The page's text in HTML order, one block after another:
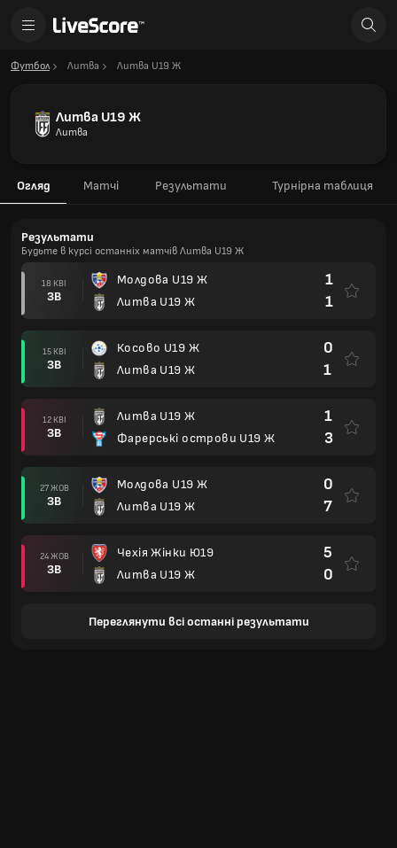
Футбол Литва Литва U19 Ж
Литва U19 Ж
Литва
Огляд Матчі Результати Турнірна таблиця
Результати
Будьте в курсі останніх матчів Литва U19 Ж
18 КВІ
ЗВ
Молдова U19 Ж
Литва U19 Ж
1
1
15 КВІ
ЗВ
Косово U19 Ж
Литва U19 Ж
0
1
12 КВІ
ЗВ
Литва U19 Ж
Фарерські острови U19 Ж
1
3
27 ЖОВ
ЗВ
Молдова U19 Ж
Литва U19 Ж
0
7
24 ЖОВ
ЗВ
Чехія Жінки Ю19
Литва U19 Ж
5
0
Переглянути всі останні результати